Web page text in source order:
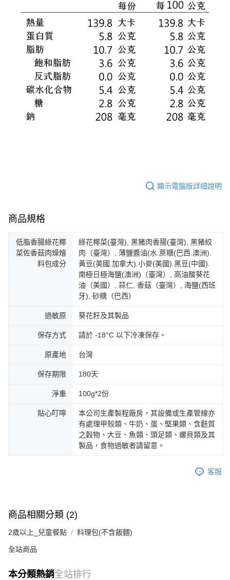
顯示電腦版詳細說明
商品規格
低脂香腸綠花椰
菜佐香菇肉燥燴
料包成分
綠花椰菜(臺灣), 黑豬肉香腸(臺灣), 黑豬絞
肉（臺灣）, 薄鹽醬油(水.蔗糖(巴西.澳洲).
黃豆(美國.加拿大).小麥(美國).黑豆(中國).
南極日極海鹽(澳洲)（臺灣）, 高油酸葵花
油（美國）, 蒜仁, 香菇（臺灣）, 海鹽(西班
牙), 砂糖（巴西）
過敏原 葵花籽及其製品
保存方式 請於 -18°C 以下冷凍保存。
原產地 台灣
保存期限 180天
淨重 100g*2份
貼心叮嚀
本公司生產製程廠房，其設備或生產管線亦
有處理甲殼類、牛奶、蛋、堅果類、含麩質
之穀物、大豆、魚類、頭足類、螺貝類及其
製品，食物過敏者請留意。
客服
商品相關分類 (2)
2歲以上_兒童餐點 料理包(不含飯麵)
全站商品
本分類熱銷全站排行